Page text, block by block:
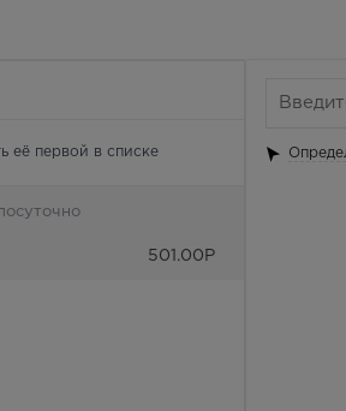
её первой в списке
501.00 Р